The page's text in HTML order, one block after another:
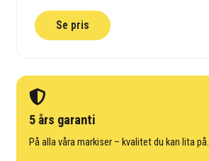
Se pris
5 års garanti
På alla våra markiser – kvalitet du kan lita på.